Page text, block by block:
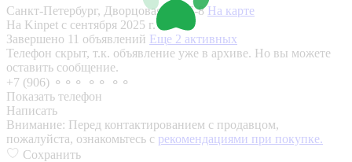
Санкт-Петербург, Дворцовая пл., 6-8На карте
На Kinpet c сентября 2025 г.
Завершено 11 объявлений Еще 2 активных
Телефон скрыт, т.к. объявление уже в архиве. Но вы можете
оставить сообщение.
+7 (906) ⚬⚬⚬ ⚬⚬ ⚬⚬
Показать телефон
Написать
Внимание: Перед контактированием с продавцом,
пожалуйста, ознакомьтесь с рекомендациями при покупке.
Сохранить